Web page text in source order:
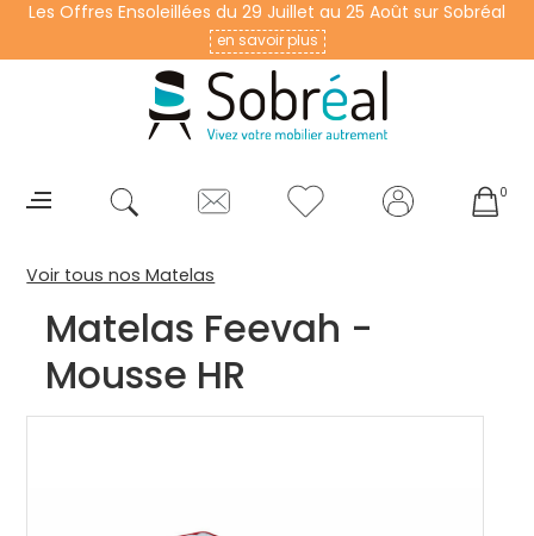
Les Offres Ensoleillées du 29 Juillet au 25 Août sur Sobréal
en savoir plus
0
Voir tous nos Matelas
Matelas Feevah -
Mousse HR